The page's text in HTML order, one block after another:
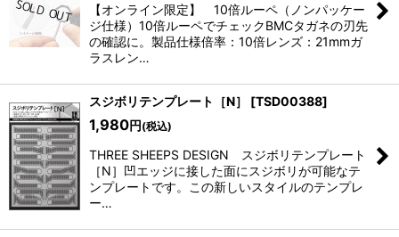
【オンライン限定】 10倍ルーペ（ノンパッケー
ジ仕様）10倍ルーペでチェックBMCタガネの刃先
の確認に。製品仕様倍率：10倍レンズ：21mmガ
ラスレン…
スジボリテンプレート［N］ [TSD00388]
1,980円 (税込)
THREE SHEEPS DESIGN スジボリテンプレート
［N］凹エッジに接した面にスジボリが可能なテ
ンプレートです。この新しいスタイルのテンプレ
ー…